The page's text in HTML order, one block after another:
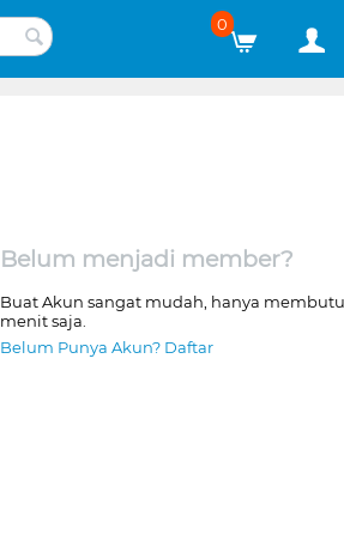
0
Belum menjadi member?
Buat Akun sangat mudah, hanya
menit saja.
Belum Punya Akun? Daftar